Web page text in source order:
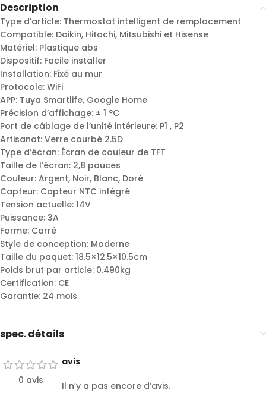
Description
Type d’article: Thermostat intelligent de remplacement
Compatible: Daikin, Hitachi, Mitsubishi et Hisense
Matériel: Plastique abs
Dispositif: Facile installer
Installation: Fixé au mur
Protocole: WiFi
APP: Tuya Smartlife, Google Home
Précision d’affichage: ± 1 °C
Port de câblage de l’unité intérieure: P1 , P2
Artisanat: Verre courbé 2.5D
Type d’écran: Écran de couleur de TFT
Taille de l’écran: 2,8 pouces
Couleur: Argent, Noir, Blanc, Doré
Capteur: Capteur NTC intégré
Tension actuelle: 14V
Puissance: 3A
Forme: Carré
Style de conception: Moderne
Taille du paquet: 18.5×12.5×10.5cm
Poids brut par article: 0.490kg
Certification: CE
Garantie: 24 mois
spec. détails
0 avis
avis
Il n’y a pas encore d’avis.